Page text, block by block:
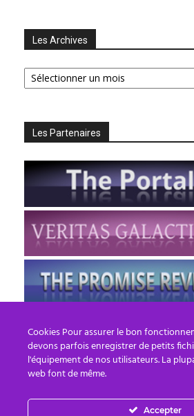
Les Archives
Les
Archives
Les Partenaires
Cookies Pour assurer le bon
devons parfois enregistrer de petits
l'équipement de nos utilisateurs. La
web font de même.
Accepter